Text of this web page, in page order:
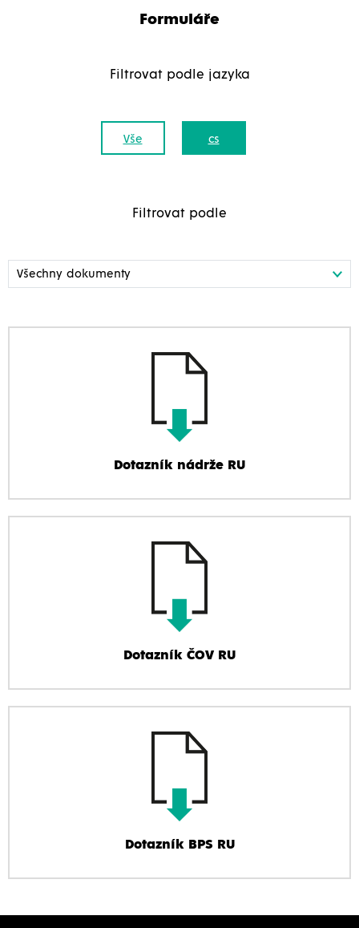
Formuláře
Filtrovat podle jazyka
Vše cs
Filtrovat podle
Dotazník nádrže RU
Dotazník ČOV RU
Dotazník BPS RU